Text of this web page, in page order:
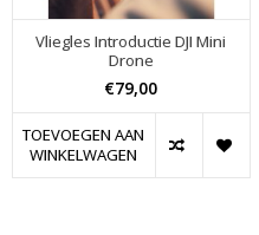
Vliegles Introductie DJI Mini
Drone
€79,00
TOEVOEGEN AAN
WINKELWAGEN